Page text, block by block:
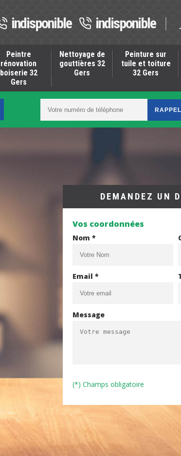
indisponible indisponible
Peintre
rénovation
boiserie 32
Gers
Nettoyage de
gouttières 32
Gers
Peinture sur
tuile et toiture
32 Gers
DEMANDEZ UN
Vos coordonnées
Nom *
Email *
Message
(*) Champs obligatoire